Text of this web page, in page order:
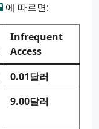
에 따르면:
Infrequent
Access
0.01달러
9.00달러